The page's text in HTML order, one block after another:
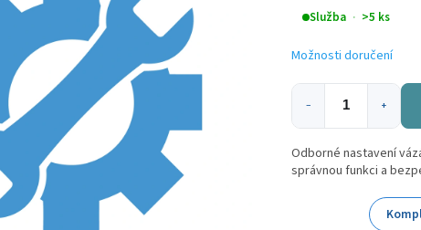
Měrná
cena:
Služba >5 ks
Možnosti doručení
+
−
Odborné nastavení
správnou funkci a